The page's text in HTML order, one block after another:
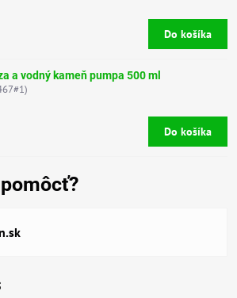
Do košíka
a vodný kameň pumpa 500 ml
Do košíka